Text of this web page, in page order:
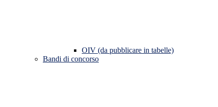
OIV (da pubblicare in tabelle)
Bandi di concorso